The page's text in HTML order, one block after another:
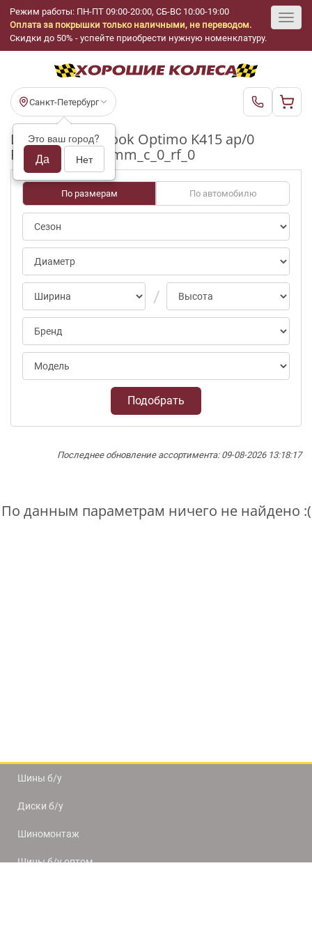
Режим работы: ПН-ПТ 09:00-20:00, СБ-ВС 10:00-19:00
Оплата за покрышки только наличными, не переводом.
Скидки до 50% - успейте приобрести нужную номенклатуру.
Санкт-Петербург
Это ваш город?
Да Нет
Шины бу Hankook Optimo K415 ap/0
R17_225_60_5-6mm_c_0_rf_0
По размерам По автомобилю
Подобрать
Последнее обновление ассортимента: 09-08-2026 13:18:17
По данным параметрам ничего не найдено :(
Шины б/у
Диски б/у
Шиномонтаж
Шины б/у оптом